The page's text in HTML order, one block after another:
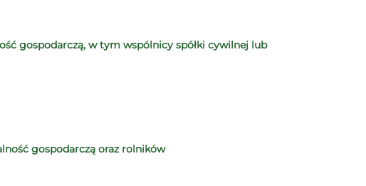
gospodarczą, w tym wspólnicy spółki cywilnej lub
gospodarczą oraz rolników